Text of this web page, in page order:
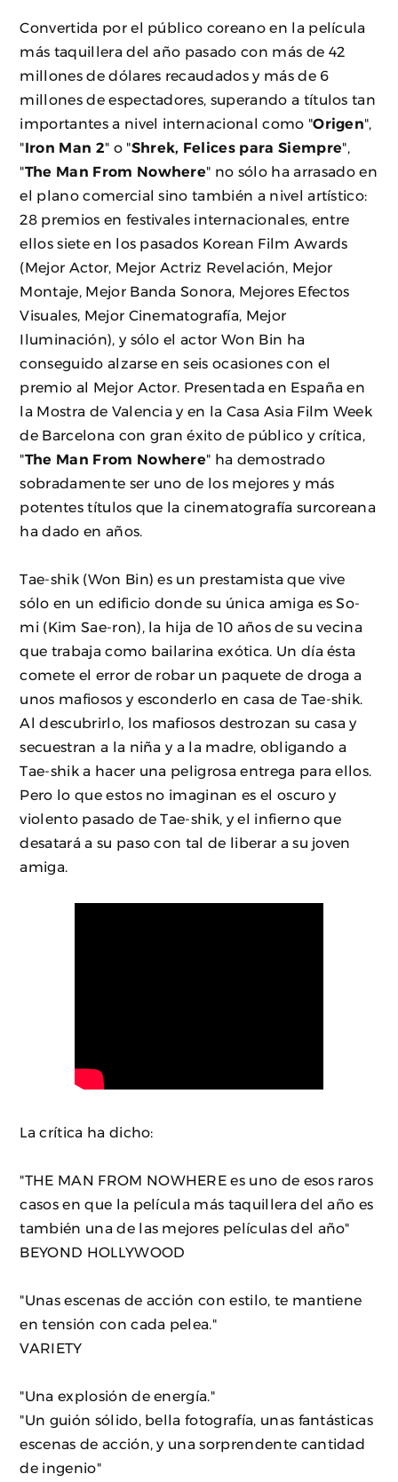
Convertida por el público coreano en la película
más taquillera del año pasado con más de 42
millones de dólares recaudados y más de 6
millones de espectadores, superando a títulos tan
importantes a nivel internacional como "Origen",
"Iron Man 2" o "Shrek, Felices para Siempre",
"The Man From Nowhere" no sólo ha arrasado en
el plano comercial sino también a nivel artístico:
28 premios en festivales internacionales, entre
ellos siete en los pasados Korean Film Awards
(Mejor Actor, Mejor Actriz Revelación, Mejor
Montaje, Mejor Banda Sonora, Mejores Efectos
Visuales, Mejor Cinematografía, Mejor
Iluminación), y sólo el actor Won Bin ha
conseguido alzarse en seis ocasiones con el
premio al Mejor Actor. Presentada en España en
la Mostra de Valencia y en la Casa Asia Film Week
de Barcelona con gran éxito de público y crítica,
"The Man From Nowhere" ha demostrado
sobradamente ser uno de los mejores y más
potentes títulos que la cinematografía surcoreana
ha dado en años.
Tae-shik (Won Bin) es un prestamista que vive
sólo en un edificio donde su única amiga es So-
mi (Kim Sae-ron), la hija de 10 años de su vecina
que trabaja como bailarina exótica. Un día ésta
comete el error de robar un paquete de droga a
unos mafiosos y esconderlo en casa de Tae-shik.
Al descubrirlo, los mafiosos destrozan su casa y
secuestran a la niña y a la madre, obligando a
Tae-shik a hacer una peligrosa entrega para ellos.
Pero lo que estos no imaginan es el oscuro y
violento pasado de Tae-shik, y el infierno que
desatará a su paso con tal de liberar a su joven
amiga.
La crítica ha dicho:
"THE MAN FROM NOWHERE es uno de esos raros
casos en que la película más taquillera del año es
también una de las mejores películas del año"
BEYOND HOLLYWOOD
"Unas escenas de acción con estilo, te mantiene
en tensión con cada pelea."
VARIETY
"Una explosión de energía."
"Un guión sólido, bella fotografía, unas fantásticas
escenas de acción, y una sorprendente cantidad
de ingenio"